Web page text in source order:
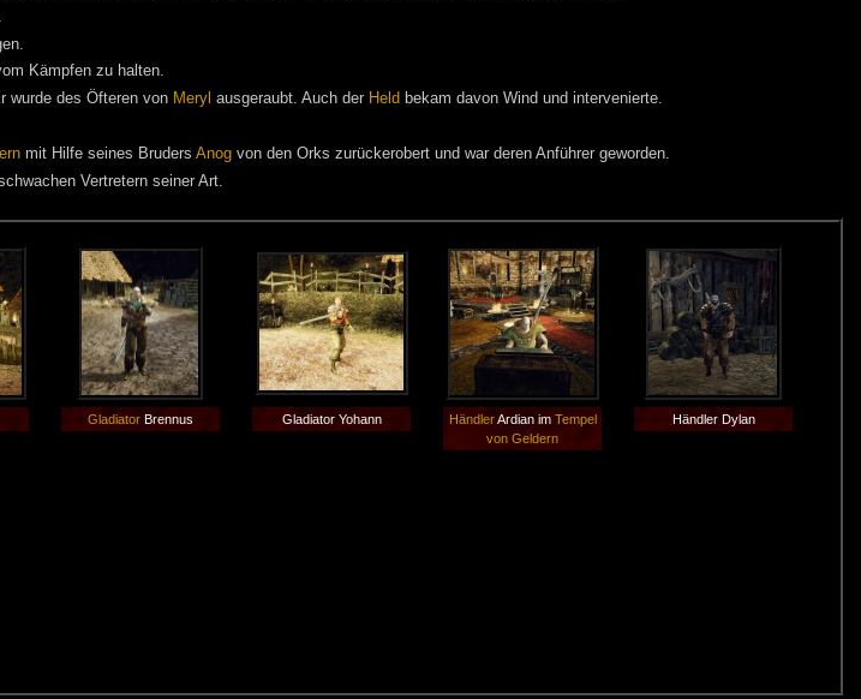
Kämpfen zu halten.
wurde des Öfteren von Meryl ausgeraubt. Auch der Held bekam davon Wind und intervenierte.
mit Hilfe seines Bruders Anog von den Orks zurückerobert und war deren Anführer geworden.
Vertretern seiner Art.
Gladiator Brennus Gladiator Yohann HändlerArdian im Tempel
von Geldern
Händler Dylan